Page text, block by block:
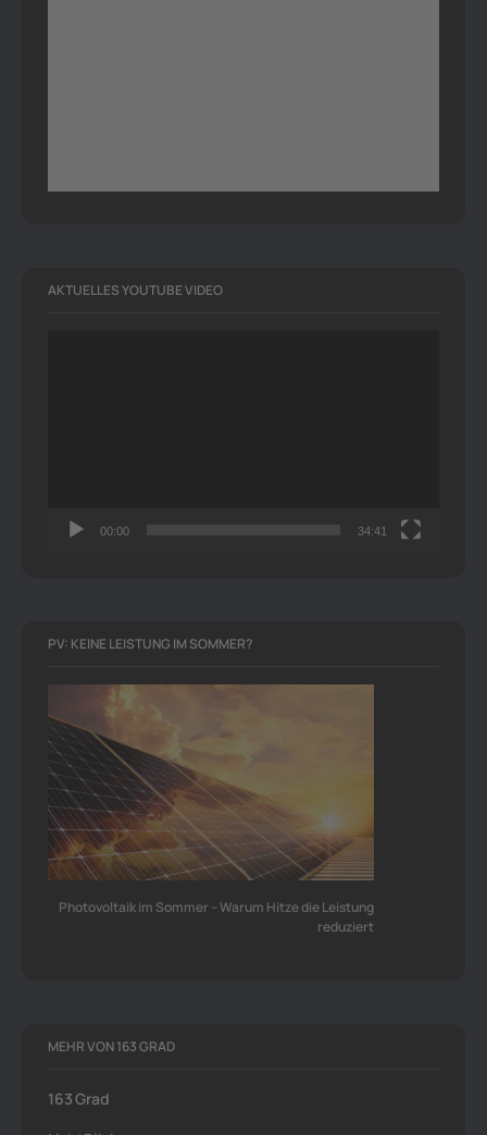
AKTUELLES YOUTUBE VIDEO
00:00 34:41
PV: KEINE LEISTUNG IM SOMMER?
Photovoltaik im Sommer – Warum Hitze die Leistung
reduziert
MEHR VON 163 GRAD
163 Grad